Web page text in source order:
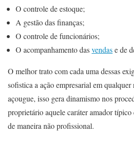
O controle de estoque;
A gestão das finanças;
O controle de funcionários;
O acompanhamento dasvendase de
O melhor trato com cada uma dessas
sofistica a ação empresarial em
açougue, isso gera dinamismo nos
proprietário aquele caráter amador
de maneira não profissional.